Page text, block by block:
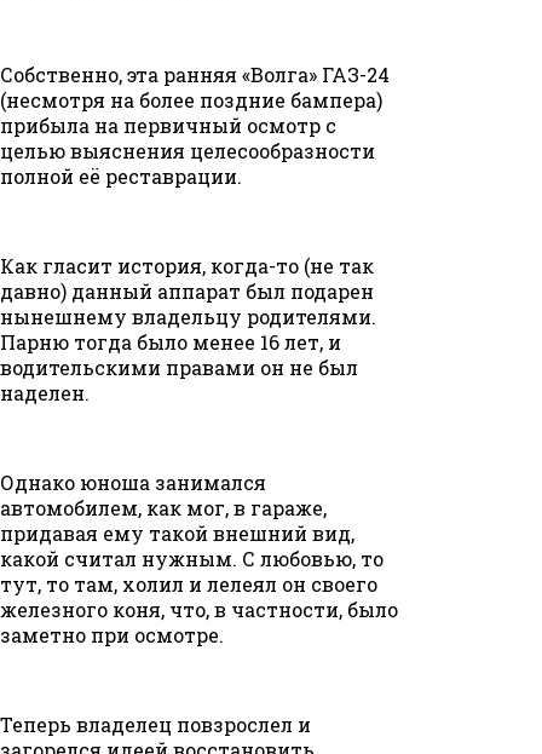
Собственно, эта ранняя «Волга» ГАЗ-24
(несмотря на более поздние бампера)
прибыла на первичный осмотр с
целью выяснения целесообразности
полной её реставрации.
Как гласит история, когда-то (не так
давно) данный аппарат был подарен
нынешнему владельцу родителями.
Парню тогда было менее 16 лет, и
водительскими правами он не был
наделен.
Однако юноша занимался
автомобилем, как мог, в гараже,
придавая ему такой внешний вид,
какой считал нужным. С любовью, то
тут, то там, холил и лелеял он своего
железного коня, что, в частности, было
заметно при осмотре.
Теперь владелец повзрослел и